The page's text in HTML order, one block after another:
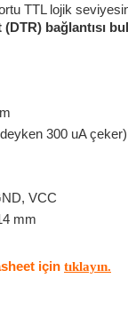
TTL lojik
bağlantısı
300 uA çeker)
VCC
mm
için tıklayın.